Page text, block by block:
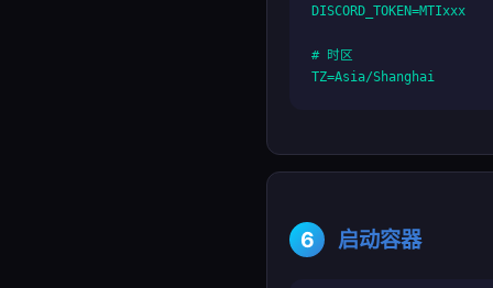
DISCORD_TOKEN=MTIxxx
# 时区
TZ=Asia/Shanghai
6 启动容器